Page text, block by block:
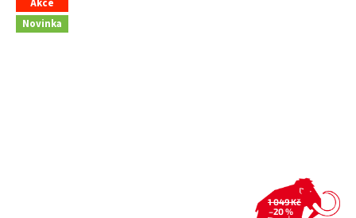
Akce
Novinka
1 049 Kč
–20 %